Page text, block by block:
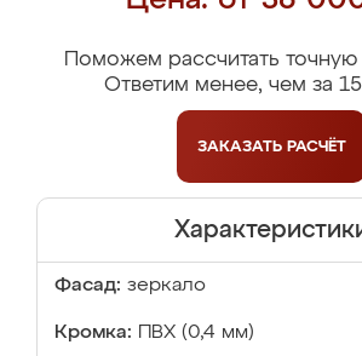
Поможем рассчитать точную
Ответим менее, чем за
ЗАКАЗАТЬ РАСЧЁТ
Фасад: зеркало
Кромка: ПВХ (0,4 мм)